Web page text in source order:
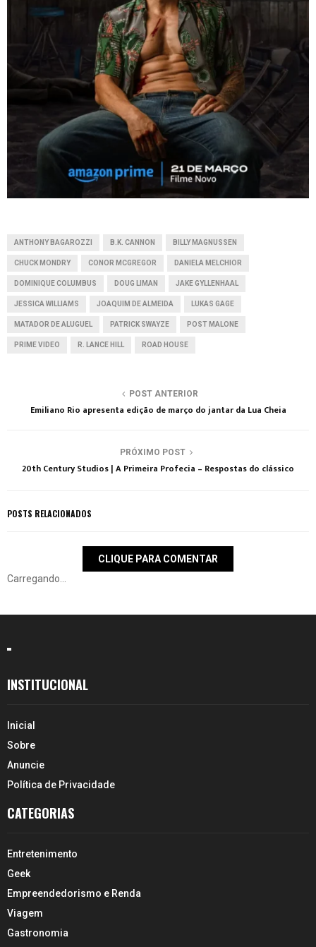
ANTHONY BAGAROZZI B.K. CANNON BILLY MAGNUSSEN
CHUCK MONDRY CONOR MCGREGOR DANIELA MELCHIOR
DOMINIQUE COLUMBUS DOUG LIMAN JAKE GYLLENHAAL
JESSICA WILLIAMS JOAQUIM DE ALMEIDA LUKAS GAGE
MATADOR DE ALUGUEL PATRICK SWAYZE POST MALONE
PRIME VIDEO R. LANCE HILL ROAD HOUSE
POST ANTERIOR
Emiliano Rio apresenta edição de março do jantar da Lua Cheia
PRÓXIMO POST
20th Century Studios | A Primeira Profecia – Respostas do clássico
POSTS RELACIONADOS
CLIQUE PARA COMENTAR
Carregando...
INSTITUCIONAL
Inicial
Sobre
Anuncie
Política de Privacidade
CATEGORIAS
Entretenimento
Geek
Empreendedorismo e Renda
Viagem
Gastronomia